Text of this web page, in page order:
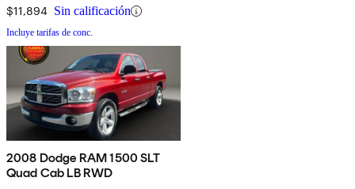
$11,894 Sin calificación
Incluye tarifas de conc.
2008 Dodge RAM 1500 SLT
Quad Cab LB RWD